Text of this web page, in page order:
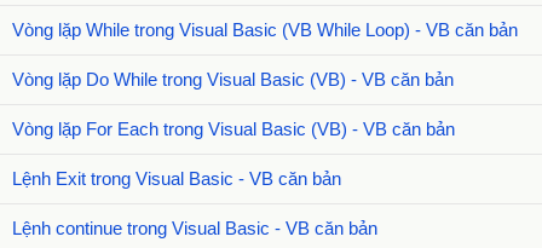
Vòng lặp While trong Visual Basic (VB While Loop) - VB căn bản
Vòng lặp Do While trong Visual Basic (VB) - VB căn bản
Vòng lặp For Each trong Visual Basic (VB) - VB căn bản
Lệnh Exit trong Visual Basic - VB căn bản
Lệnh continue trong Visual Basic - VB căn bản